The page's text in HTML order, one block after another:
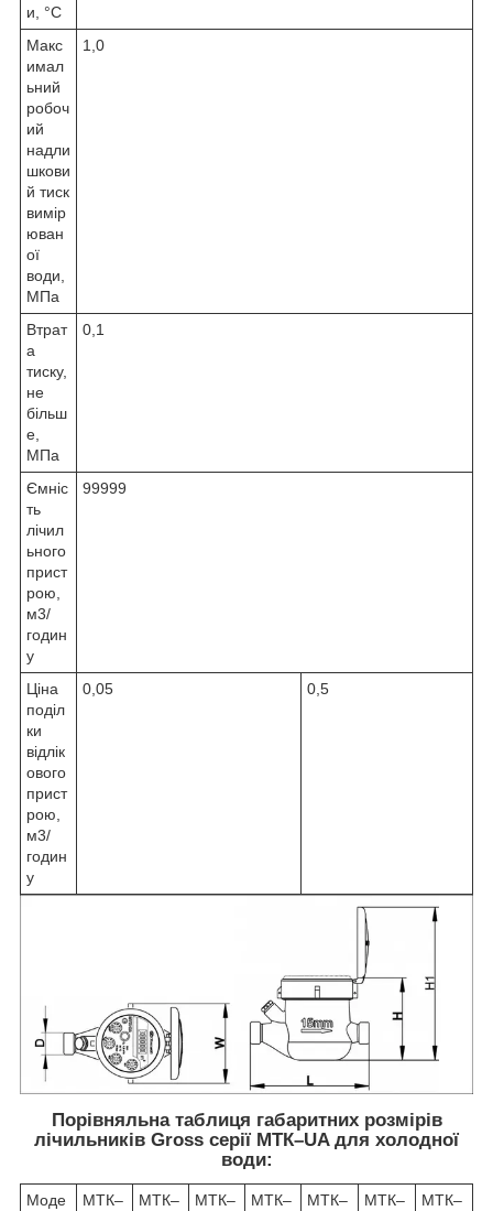
и, °C
Макс
имал
ьний
робоч
ий
надли
шкови
й тиск
вимір
юван
ої
води,
МПа
1,0
Втрат
а
тиску,
не
більш
е,
МПа
0,1
Ємніс
ть
лічил
ьного
прист
рою,
м3/
годин
у
99999
Ціна
поділ
ки
відлік
ового
прист
рою,
м3/
годин
у
0,05 0,5
Порівняльна таблиця габаритних розмірів
лічильників Gross серії МТК–UA для холодної
води:
Моде
МТК–
МТК–
МТК–
МТК–
МТК–
МТК–
МТК–